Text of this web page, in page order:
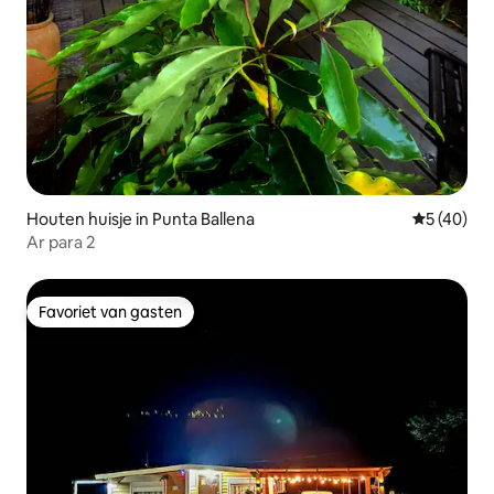
Houten huisje in Punta Ballena
5 (40)
Ar para 2
Favoriet van gasten
Favoriet van gasten